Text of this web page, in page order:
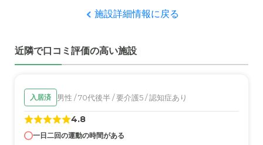
施設詳細情報に戻る
近隣で口コミ評価の高い施設
入居済 男性 / 70代後半 / 要介護5 / 認知症あり
4.8
一日二回の運動の時間がある